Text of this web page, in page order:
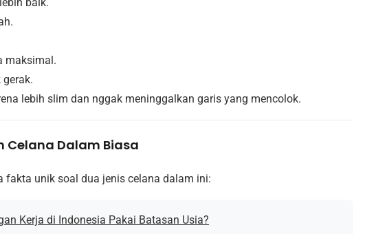
maksimal.
lebih slim dan nggak meninggalkan garis yang mencolok.
Celana Dalam Biasa
fakta unik soal dua jenis celana dalam ini:
Kerja di Indonesia Pakai Batasan Usia?